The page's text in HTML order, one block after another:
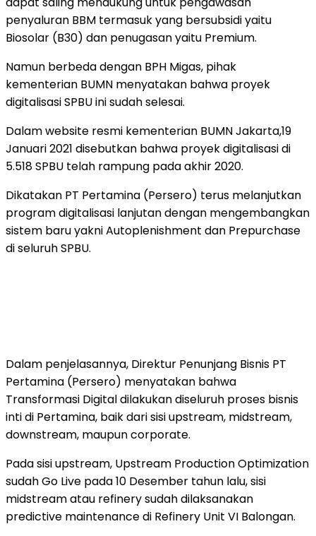
penyaluran BBM termasuk yang bersubsidi yaitu
Biosolar (B30) dan penugasan yaitu Premium.
Namun berbeda dengan BPH Migas, pihak
kementerian BUMN menyatakan bahwa proyek
digitalisasi SPBU ini sudah selesai.
Dalam website resmi kementerian BUMN Jakarta,19
Januari 2021 disebutkan bahwa proyek digitalisasi di
5.518 SPBU telah rampung pada akhir 2020.
Dikatakan PT Pertamina (Persero) terus melanjutkan
program digitalisasi lanjutan dengan mengembangkan
sistem baru yakni Autoplenishment dan Prepurchase
di seluruh SPBU.
Dalam penjelasannya, Direktur Penunjang Bisnis PT
Pertamina (Persero) menyatakan bahwa
Transformasi Digital dilakukan diseluruh proses bisnis
inti di Pertamina, baik dari sisi upstream, midstream,
downstream, maupun corporate.
Pada sisi upstream, Upstream Production Optimization
sudah Go Live pada 10 Desember tahun lalu, sisi
midstream atau refinery sudah dilaksanakan
predictive maintenance di Refinery Unit VI Balongan.